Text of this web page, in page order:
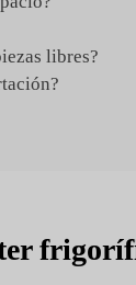
libres?